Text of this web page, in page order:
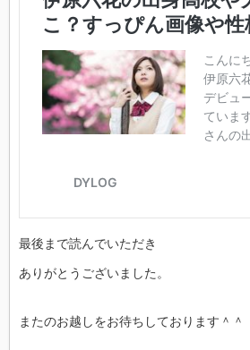
最後まで読んでいただき
ありがとうございました。
またのお越しをお待ちしております＾＾